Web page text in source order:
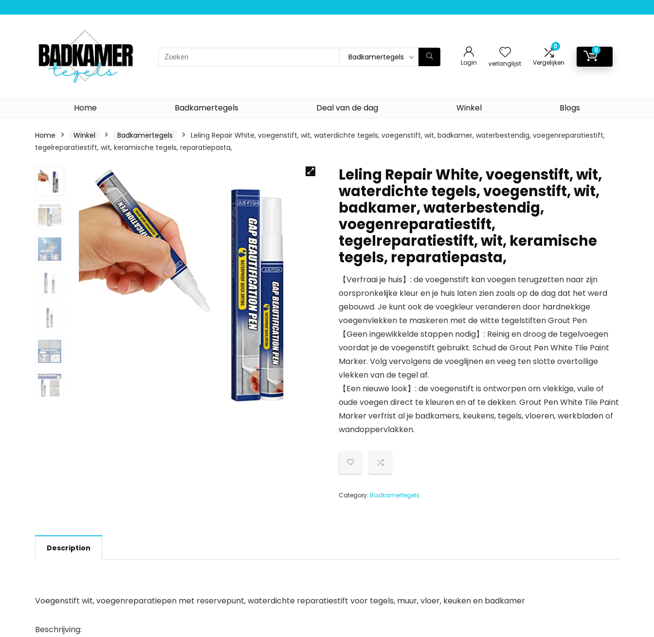
Search
for:
Badkamertegels
Login verlanglijst
0
Vergelijken
0
Home Badkamertegels Deal van de dag Winkel Blogs
Home Winkel Badkamertegels
Leling Repair White, voegenstift, wit, waterdichte tegels, voegenstift, wit, badkamer, waterbestendig, voegenreparatiestift,
tegelreparatiestift, wit, keramische tegels, reparatiepasta,
Leling Repair White, voegenstift, wit,
waterdichte tegels, voegenstift, wit,
badkamer, waterbestendig,
voegenreparatiestift,
tegelreparatiestift, wit, keramische
tegels, reparatiepasta,
【Verfraai je huis】: de voegenstift kan voegen terugzetten naar zijn
oorspronkelijke kleur en je huis laten zien zoals op de dag dat het werd
gebouwd. Je kunt ook de voegkleur veranderen door hardnekkige
voegenvlekken te maskeren met de witte tegelstiften Grout Pen
【Geen ingewikkelde stappen nodig】: Reinig en droog de tegelvoegen
voordat je de voegenstift gebruikt. Schud de Grout Pen White Tile Paint
Marker. Volg vervolgens de voeglijnen en veeg ten slotte overtollige
vlekken van de tegel af.
【Een nieuwe look】: de voegenstift is ontworpen om vlekkige, vuile of
oude voegen direct te kleuren en af te dekken. Grout Pen White Tile Paint
Marker verfrist al je badkamers, keukens, tegels, vloeren, werkbladen of
wandoppervlakken.
Category: Badkamertegels
Description
Voegenstift wit, voegenreparatiepen met reservepunt, waterdichte reparatiestift voor tegels, muur, vloer, keuken en badkamer
Beschrijving: